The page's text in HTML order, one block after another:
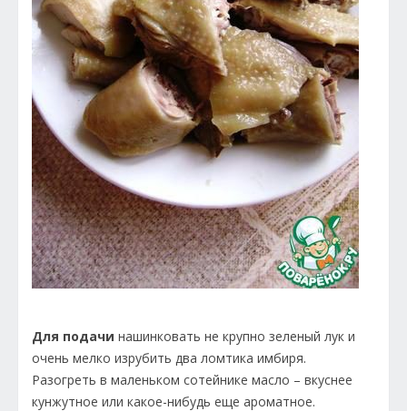
Для подачи нашинковать не крупно зеленый лук и
очень мелко изрубить два ломтика имбиря.
Разогреть в маленьком сотейнике масло – вкуснее
кунжутное или какое-нибудь еще ароматное.